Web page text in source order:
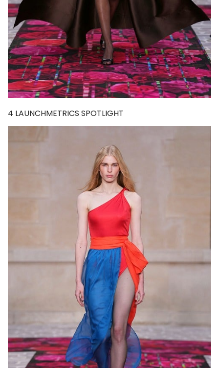
4 LAUNCHMETRICS SPOTLIGHT